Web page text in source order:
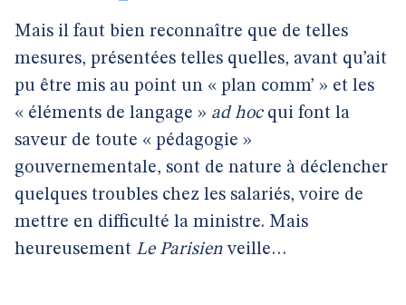
Mais il faut bien reconnaître que de telles
mesures, présentées telles quelles, avant qu’ait
pu être mis au point un « plan comm’ » et les
« éléments de langage » ad hocqui font la
saveur de toute « pédagogie »
gouvernementale, sont de nature à déclencher
quelques troubles chez les salariés, voire de
mettre en difficulté la ministre. Mais
heureusement Le Parisien veille…